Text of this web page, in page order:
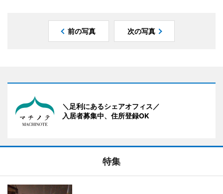
前の写真 次の写真
＼足利にあるシェアオフィス／
入居者募集中、住所登録OK
特集